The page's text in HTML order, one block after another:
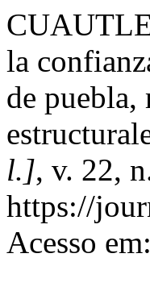
la
de puebla,
l.], v. 22,
https://
Acesso